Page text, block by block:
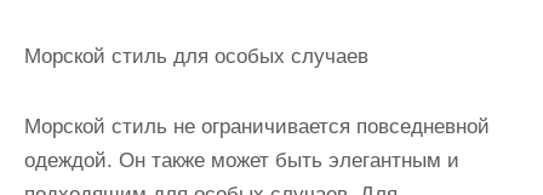
Морской стиль для особых случаев
Морской стиль не ограничивается повседневной
одеждой. Он также может быть элегантным и